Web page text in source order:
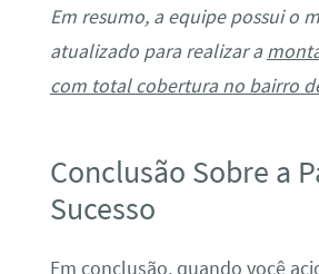
Em resumo, a equipe possui o
atualizado para realizar a
com total cobertura no bairro
Conclusão Sobre a
Sucesso
Em conclusão, quando você